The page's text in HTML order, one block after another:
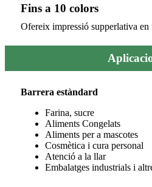
Fins a 10 colors
Ofereix impressió supperlativa en
Barrera estàndard
Farina, sucre
Aliments Congelats
Aliments per a mascotes
Cosmètica i cura personal
Atenció a la llar
Embalatges industrials i